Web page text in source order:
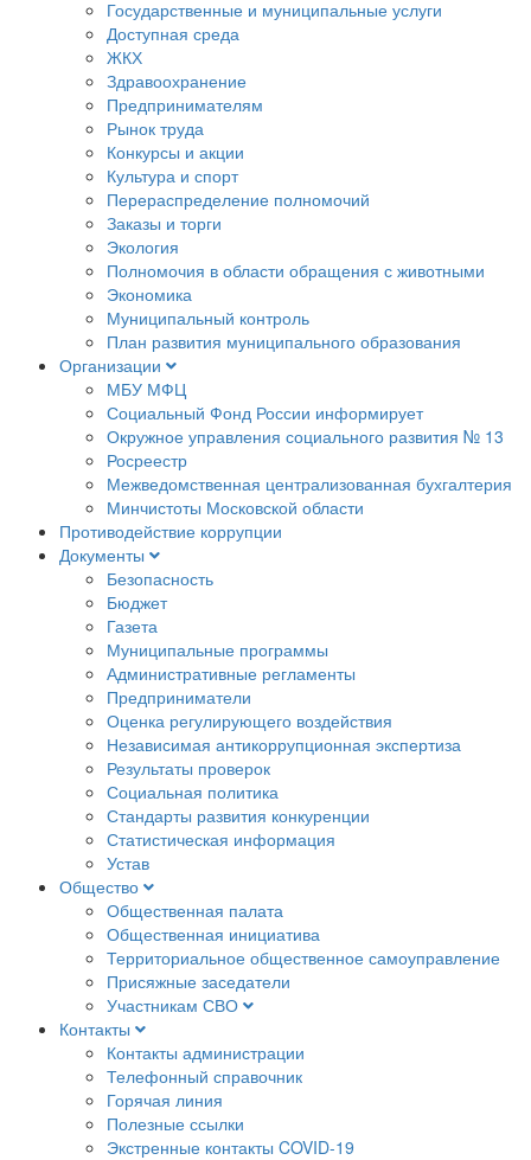
Государственные и муниципальные услуги
Доступная среда
ЖКХ
Здравоохранение
Предпринимателям
Рынок труда
Конкурсы и акции
Культура и спорт
Перераспределение полномочий
Заказы и торги
Экология
Полномочия в области обращения с животными
Экономика
Муниципальный контроль
План развития муниципального образования
Организации
МБУ МФЦ
Социальный Фонд России информирует
Окружное управления социального развития № 13
Росреестр
Межведомственная централизованная бухгалтерия
Минчистоты Московской области
Противодействие коррупции
Документы
Безопасность
Бюджет
Газета
Муниципальные программы
Административные регламенты
Предприниматели
Оценка регулирующего воздействия
Независимая антикоррупционная экспертиза
Результаты проверок
Социальная политика
Стандарты развития конкуренции
Статистическая информация
Устав
Общество
Общественная палата
Общественная инициатива
Территориальное общественное самоуправление
Присяжные заседатели
Участникам СВО
Контакты
Контакты администрации
Телефонный справочник
Горячая линия
Полезные ссылки
Экстренные контакты COVID-19